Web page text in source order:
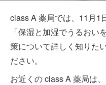
class A 薬局では、11月1
「保湿と加湿でうるおい
策について詳しく知りた
ださい。
お近くの class A 薬局は